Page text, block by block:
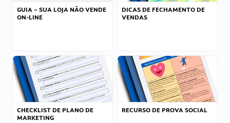
GUIA – SUA LOJA NÃO VENDE
ON-LINE
DICAS DE FECHAMENTO DE
VENDAS
CHECKLIST DE PLANO DE
MARKETING
RECURSO DE PROVA SOCIAL